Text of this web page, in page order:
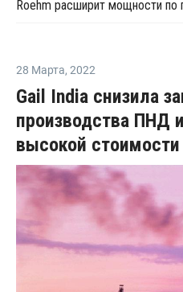
28 Марта, 2022
Gail India снизила
производства ПНД
высокой стоимости